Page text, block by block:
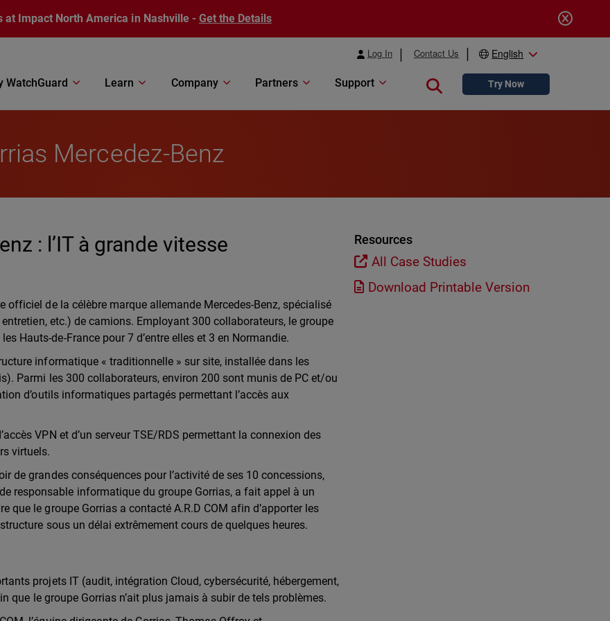
at Impact North America in Nashville - Get the Details
Log In Contact Us English
WatchGuard Learn Company Partners Support Close searchTry Now
Mercedez-Benz
: l’IT à grande vitesse
officiel de la célèbre marque allemande Mercedes-Benz, spécialisé
etc.) de camions. Employant 300 collaborateurs, le groupe
Hauts-de-France pour 7 d’entre elles et 3 en Normandie.
informatique « traditionnelle » sur site, installée dans les
Parmi les 300 collaborateurs, environ 200 sont munis de PC et/ou
d’outils informatiques partagés permettant l’accès aux
VPN et d’un serveur TSE/RDS permettant la connexion des
virtuels.
de grandes conséquences pour l’activité de ses 10 concessions,
responsable informatique du groupe Gorrias, a fait appel à un
que le groupe Gorrias a contacté A.R.D COM afin d’apporter les
sous un délai extrêmement cours de quelques heures.
projets IT (audit, intégration Cloud, cybersécurité, hébergement,
que le groupe Gorrias n’ait plus jamais à subir de tels problèmes.
Resources
All Case Studies
Download Printable Version